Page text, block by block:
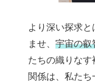
より深い探求と
ませ、 宇宙の叡
たちの織りな
関係は、私た